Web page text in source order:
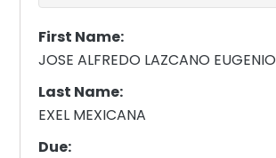
First Name:
JOSE ALFREDO LAZCANO EUGENIO
Last Name:
EXEL MEXICANA
Due: